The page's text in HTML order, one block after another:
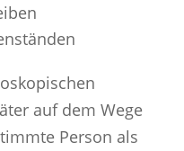
auf dem Wege
Person als